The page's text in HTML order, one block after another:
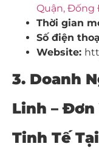
Quận, Đống
Thời gian
Số điện
Website:
3. Doanh
Linh – Đơn
Tinh Tế